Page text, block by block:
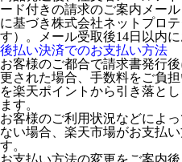
ード付きの請求のご案内メー
に基づき株式会社ネットプロ
す）。メール受取後14日以内に
後払い決済でのお支払い方法
お客様のご都合で請求書発行
更された場合、手数料をご負
を楽天ポイントから引き落と
ます。
お客様のご利用状況などによ
ない場合、楽天市場がお支払
す。
お支払い方法の変更をご案内